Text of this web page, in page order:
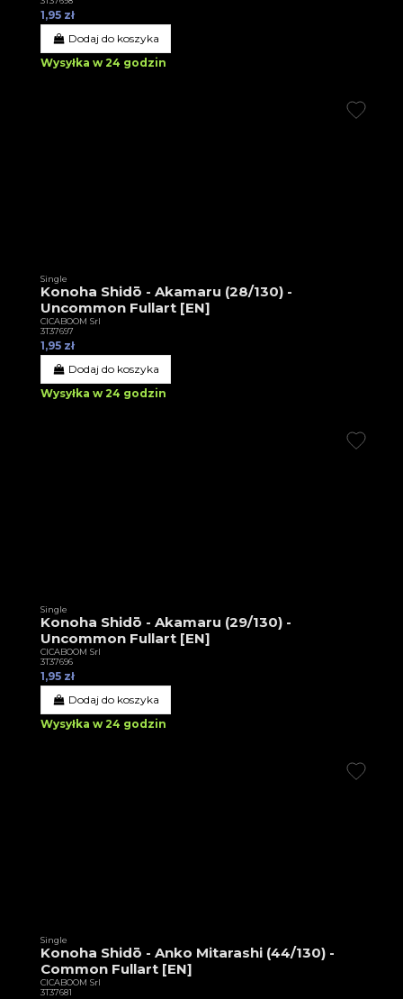
1,95 zł
Dodaj do koszyka
Wysyłka w 24 godzin
Single
Konoha Shidō - Akamaru (28/130) -
Uncommon Fullart [EN]
CICABOOM Srl
3T37697
1,95 zł
Dodaj do koszyka
Wysyłka w 24 godzin
Single
Konoha Shidō - Akamaru (29/130) -
Uncommon Fullart [EN]
CICABOOM Srl
3T37696
1,95 zł
Dodaj do koszyka
Wysyłka w 24 godzin
Single
Konoha Shidō - Anko Mitarashi (44/130) -
Common Fullart [EN]
CICABOOM Srl
3T37681